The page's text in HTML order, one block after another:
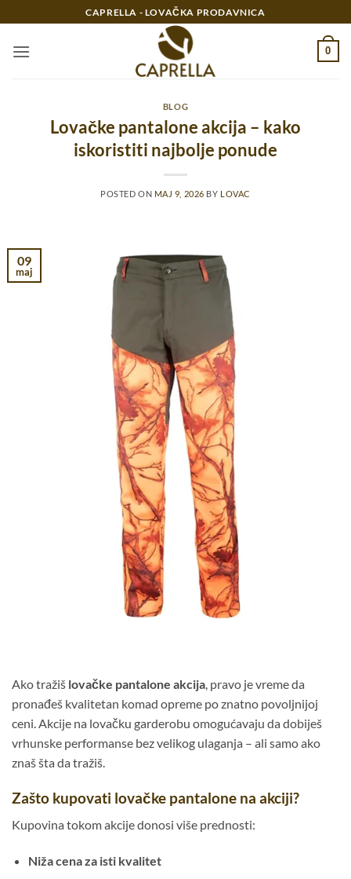
na
sadržaj
CAPRELLA - LOVAČKA PRODAVNICA
0
BLOG
Lovačke pantalone akcija – kako
iskoristiti najbolje ponude
POSTED ON MAJ 9, 2026 BY LOVAC
09
maj
Ako tražiš lovačke pantalone akcija, pravo je vreme da
pronađeš kvalitetan komad opreme po znatno povoljnijoj
ceni. Akcije na lovačku garderobu omogućavaju da dobiješ
vrhunske performanse bez velikog ulaganja – ali samo ako
znaš šta da tražiš.
Zašto kupovati lovačke pantalone na akciji?
Kupovina tokom akcije donosi više prednosti:
Niža cena za isti kvalitet